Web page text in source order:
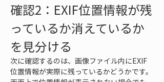
確認2：EXIF位置情報が残
っているか消えているか
を見分ける
次に確認するのは、画像ファイル内にEXIF
位置情報が実際に残っているかどうかです。